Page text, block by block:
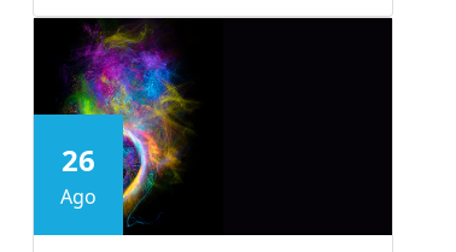
26
Ago